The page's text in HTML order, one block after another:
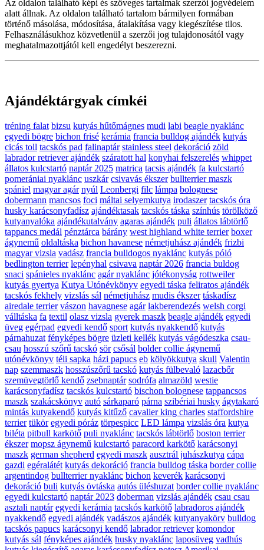
Az oldalon található képi és szöveges tartalmak szerzői jogvédelem
alatt állnak. Az oldalon található tartalom bármilyen formában
történő másolása, módosítása, átalakítása vagy kiegészítése tilos.
Felhasználásukhoz közvetlenül a szerzői jog tulajdonosától vagy
meghatalmazottjától kell engedélyt beszerezni.
Ajándéktárgyak címkéi
tréning falat bizsu kutyás hűtőmágnes mudi labi beagle nyaklánc
egyedi bögre bichon frisé kerámia francia bulldog ajándék kutyás
cicás toll tacskós pad falinaptár stainless steel dekoráció zöld
labrador retriever ajándék száratott hal konyhai felszerelés whippet
állatos kulcstartó naptár 2025 matrica tacsis ajándék fa kulcstartó
pomerániai nyaklánc uszkár csivavás ékszer bullterrier maszk
spániel magyar agár nyúl Leonbergi filc lámpa bolognese
dobermann mancsos foci máltai selyemkutya irodaszer tacskós óra
husky karácsonyfadísz ajándéktasak tacskós táska színhús törölköző
kutyanyalóka ajándékutalvány agaras ajándék puli állatos lábtörlő
tappancs medál pénztárca bárány west highland white terrier boxer
ágynemű oldaltáska bichon havanese németjuhász ajándék frizbi
magyar vizsla vadász francia bulldogos nyaklánc kutyás póló
bedlington terrier lepényhal csivava naptár 2026 francia buldog
snaci spánieles nyaklánc agár nyaklánc jótékonyság rottweiler
kutyás gyertya Kutya Utónévkönyv egyedi táska feliratos ajándék
tacskós fekhely vizslás sál németjuhász mudis ékszer táskadísz
airedale terrier vászon havagnese agár lakberendezés welsh corgi
válltáska fa textil olasz vizsla gyerek maszk beagle ajándék egyedi
üveg egérpad egyedi kendő sport kutyás nyakkendő kutyás
párnahuzat fényképes bögre üzleti kellék kutyás vágódeszka csau-
csau hosszú szőrű tacskó sör csősál bolder collie ágynemű
utónévkönyv téli sapka házi papucs eb kölyökkutya skull Valentin
nap szemmaszk hosszúszőrű tacskó kutyás fülbevaló lazacbőr
szemüvegtörlő kendő zsebnaptár sodrófa almazöld westie
karácsonyfadísz tacskós kulcstartó bischon bolognese tappancsos
maszk szakácskönyv autó sárkaparó párna szibériai husky ágytakaró
mintás kutyakendő kutyás kitűző cavalier king charles staffordshire
terrier tükör egyedi póráz törpespicc LED lámpa vizslás óra kutya
biléta pitbull karkötő puli nyaklánc tacskós lábtörlő boston terrier
ékszer mopsz ágynemű kulcstartó paracord karkötő karácsonyi
maszk german shepherd egyedi maszk ausztrál juhászkutya cápa
gazdi egéralátét kutyás dekoráció francia bulldog táska border collie
argentindog bullterrier nyaklánc bichon keverék karácsonyi
dekoráció buli kutyás övtáska autós üléshuzat border collie nyaklánc
egyedi kulcstartó naptár 2023 doberman vizslás ajándék csau csau
asztali naptár egyedi kerámia tacskós karkötő labradoros ajándék
nyakkendő egyedi ajándék vadászos ajándék kutyanyakörv bulldog
tacskós papucs karácsonyi kendő labrador retriever komondor
kutyás sál fényképes ajándék husky nyaklánc laposüveg vadhús